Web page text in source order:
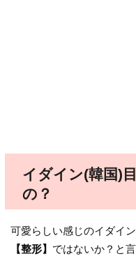
イダイン(韓国)
の？
可愛らしい感じのイダイ
【整形】 ではないか？と